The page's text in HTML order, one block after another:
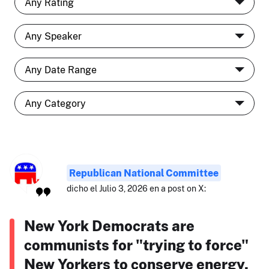
Republican National Committee
dicho el Julio 3, 2026 en a post on X:
New York Democrats are
communists for "trying to force"
New Yorkers to conserve energy.